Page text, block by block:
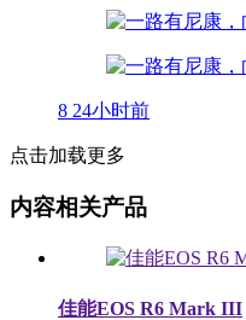
8 24小时前
点击加载更多
内容相关产品
佳能EOS R6 Mark III